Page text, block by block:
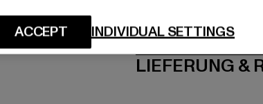
LIEFERUNG &
INDIVIDUAL SETTINGS
ACCEPT